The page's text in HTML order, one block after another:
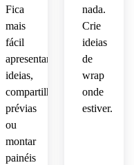
de
rua,
mockup
detalhes
inspiração
de
Fica
mais
fácil
apresentar
ideias,
compartilhar
prévias
ou
montar
painéis
nada.
Crie
ideias
de
wrap
onde
estiver.